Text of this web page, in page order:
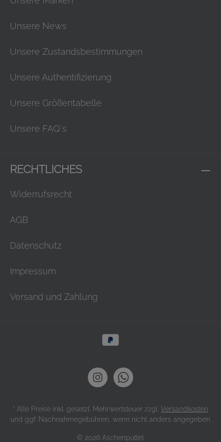
Unsere News
Unsere Zustandsbestimmungen
Unsere Authentifizierung
Unsere Größentabelle
Unsere FAQ´s
RECHTLICHES
Widerrufsrecht
AGB
Datenschutz
Impressum
Versand und Zahlung
© 2026 Aschenputtel
* Alle Preise inkl. gesetzl. Mehrwertsteuer zzgl. Versandkosten
und ggf. Nachnahmegebühren, wenn nicht anders angegeben.